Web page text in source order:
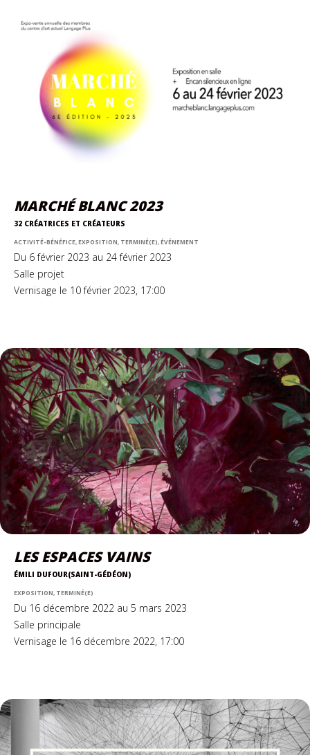
MARCHÉ BLANC 2023
32 CRÉATRICES ET CRÉATEURS
ACTIVITÉ-BÉNÉFICE, EXPOSITION, TERMINÉ(E), ÉVÉNEMENT
Du 6 février 2023 au 24 février 2023
Salle projet
Vernisage le 10 février 2023, 17:00
LES ESPACES VAINS
ÉMILI DUFOUR(SAINT-GÉDÉON)
EXPOSITION, TERMINÉ(E)
Du 16 décembre 2022 au 5 mars 2023
Salle principale
Vernisage le 16 décembre 2022, 17:00